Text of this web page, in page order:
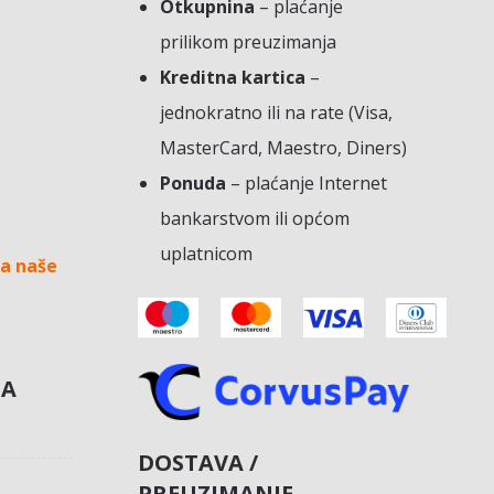
naše
Otkupnina – plaćanje
prilikom preuzimanja
Kreditna kartica –
jednokratno ili na rate (Visa,
MasterCard, Maestro, Diners)
Ponuda – plaćanje Internet
bankarstvom ili općom
uplatnicom
DOSTAVA /